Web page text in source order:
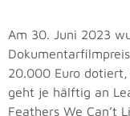
Am 30. Juni 2023
20.000 Euro
geht je hälftig an
Feathers We Can’t